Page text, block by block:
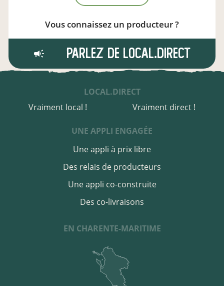
Vous connaissez un producteur ?
Parlez de local.direct
LOCAL.DIRECT
Vraiment local !
Vraiment direct !
UNE APPLI ENGAGÉE
Une appli à prix libre
Des relais de producteurs
Des co-livraisons
Une appli co-construite
EN CHARENTE-MARITIME